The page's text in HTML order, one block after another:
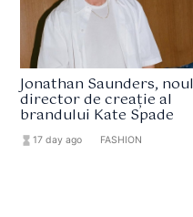
Jonathan Saunders, noul
director de creație al
brandului Kate Spade
hourglass_full17 day ago FASHION